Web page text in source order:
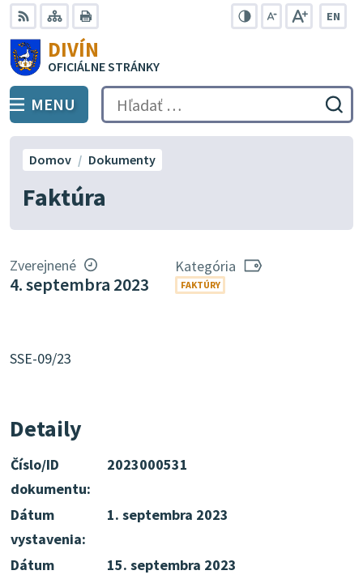
Preskočiť
na
obsah
RSS Mapa
EN
DIVÍN
OFICIÁLNE STRÁNKY
PREPNÚŤ
MENU Hľadať:
Faktúra
Domov Dokumenty
Zverejnené
4. septembra 2023
Kategória
FAKTÚRY
SSE-09/23
Detaily
Číslo/ID
dokumentu:
2023000531
Dátum
vystavenia:
1. septembra 2023
Dátum
15. septembra 2023